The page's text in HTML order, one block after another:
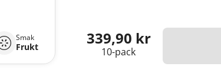
Smak
Frukt 339,90 kr
10-pack